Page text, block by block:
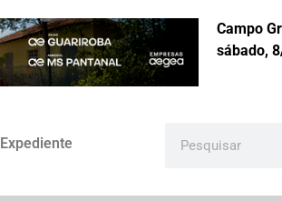
Campo
sábado,
Expediente